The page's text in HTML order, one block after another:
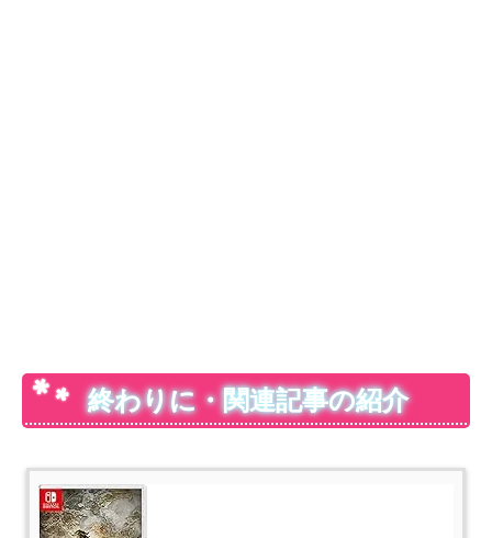
終わりに・関連記事の紹介